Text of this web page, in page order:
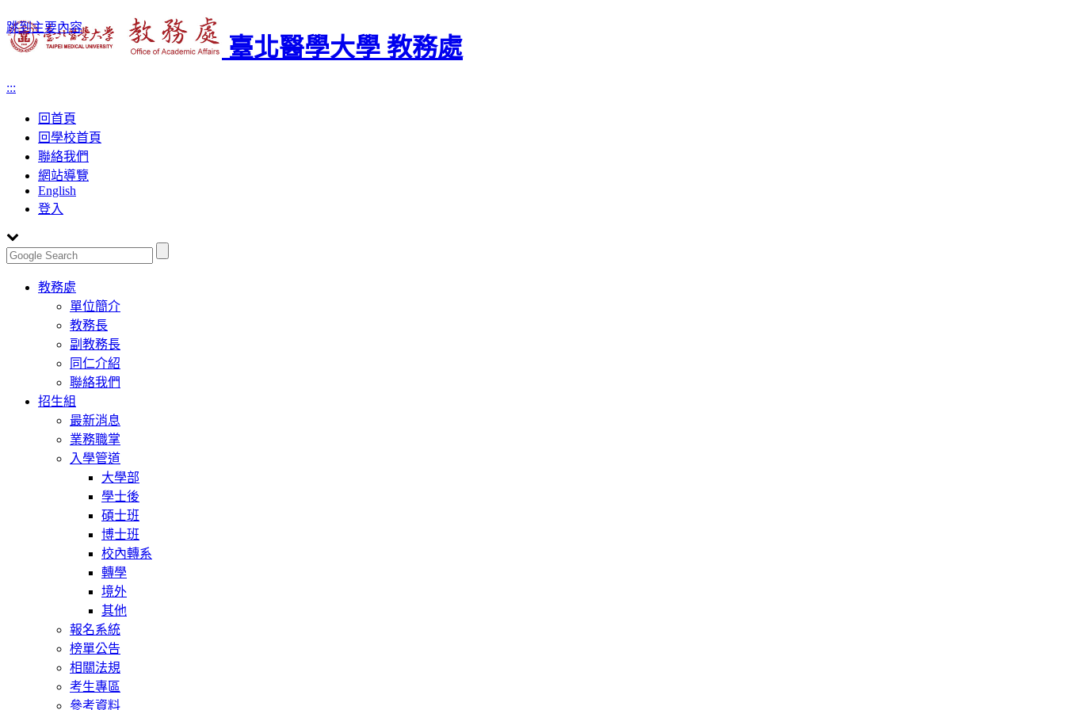
跳到主要內容
臺北醫學大學 教務處
:::
回首頁
回學校首頁
聯絡我們
網站導覽
English
登入
Toggle
navigation
教務處
單位簡介
教務長
副教務長
同仁介紹
聯絡我們
招生組
最新消息
業務職掌
入學管道
大學部
學士後
碩士班
博士班
校內轉系
轉學
境外
其他
報名系統
榜單公告
相關法規
考生專區
參考資料